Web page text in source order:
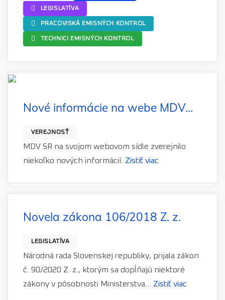
LEGISLATÍVA
PRACOVISKÁ EMISNÝCH KONTROL
TECHNICI EMISNÝCH KONTROL
Nové informácie na webe MDV...
VEREJNOSŤ
MDV SR na svojom webovom sídle zverejnilo
niekoľko nových informácií. Zistiť viac
Novela zákona 106/2018 Z. z.
LEGISLATÍVA
Národná rada Slovenskej republiky, prijala zákon
č. 90/2020 Z. z., ktorým sa dopĺňajú niektoré
zákony v pôsobnosti Ministerstva... Zistiť viac